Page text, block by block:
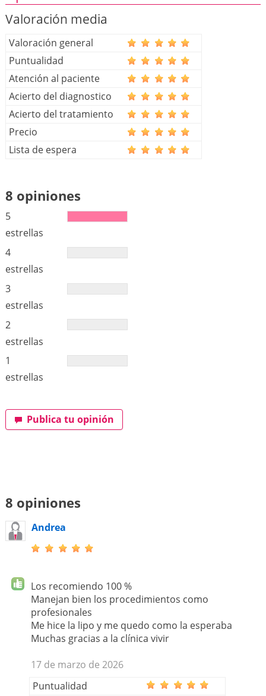
Valoración media
Valoración general
Puntualidad
Atención al paciente
Acierto del diagnostico
Acierto del tratamiento
Precio
Lista de espera
8 opiniones
5
estrellas
4
estrellas
3
estrellas
2
estrellas
1
estrellas
Publica tu opinión
8 opiniones
Andrea
Los recomiendo 100 %
Manejan bien los procedimientos como
profesionales
Me hice la lipo y me quedo como la esperaba
Muchas gracias a la clínica vivir
17 de marzo de 2026
Puntualidad